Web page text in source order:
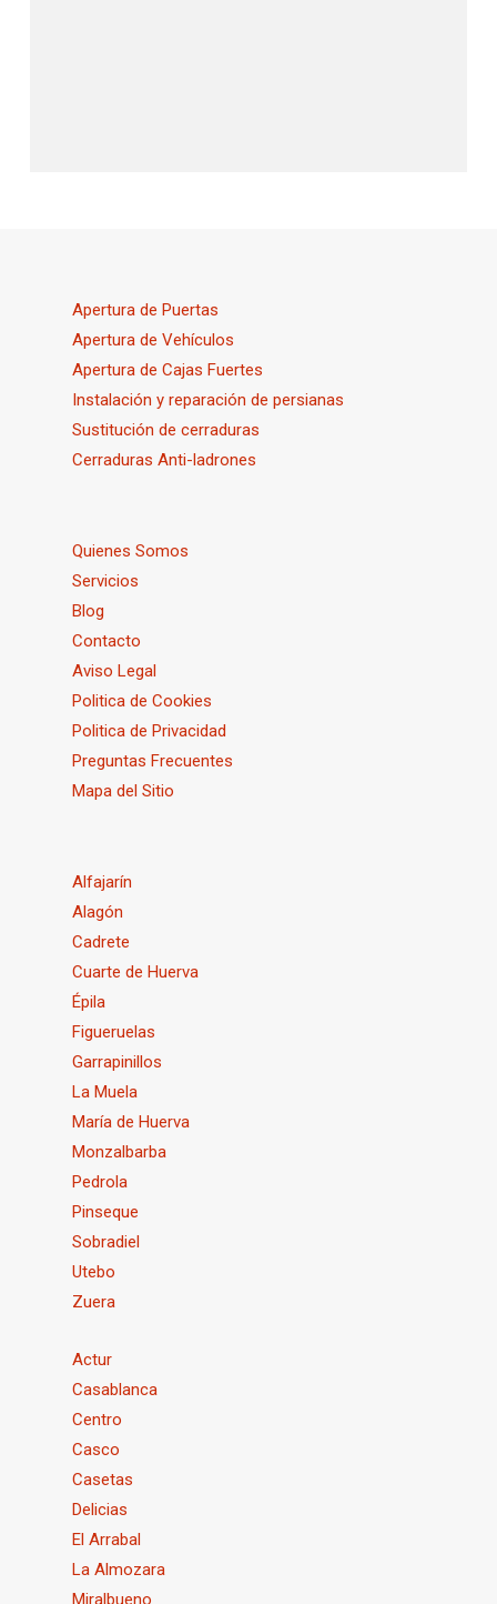
Apertura de Puertas
Apertura de Vehículos
Apertura de Cajas Fuertes
Instalación y reparación de persianas
Sustitución de cerraduras
Cerraduras Anti-ladrones
Quienes Somos
Servicios
Blog
Contacto
Aviso Legal
Politica de Cookies
Politica de Privacidad
Preguntas Frecuentes
Mapa del Sitio
Alfajarín
Alagón
Cadrete
Cuarte de Huerva
Épila
Figueruelas
Garrapinillos
La Muela
María de Huerva
Monzalbarba
Pedrola
Pinseque
Sobradiel
Utebo
Zuera
Actur
Casablanca
Centro
Casco
Casetas
Delicias
El Arrabal
La Almozara
Miralbueno